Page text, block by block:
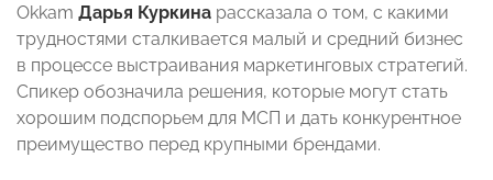
Okkam Дарья Куркина рассказала о том, с какими
трудностями сталкивается малый и средний бизнес
в процессе выстраивания маркетинговых стратегий.
Спикер обозначила решения, которые могут стать
хорошим подспорьем для МСП и дать конкурентное
преимущество перед крупными брендами.